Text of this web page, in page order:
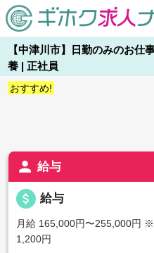
【中津川市】日勤のみのお仕
養 | 正社員
おすすめ!
person 給与
attach_money 給与
月給 165,000円〜255,000円 ※
1,200円